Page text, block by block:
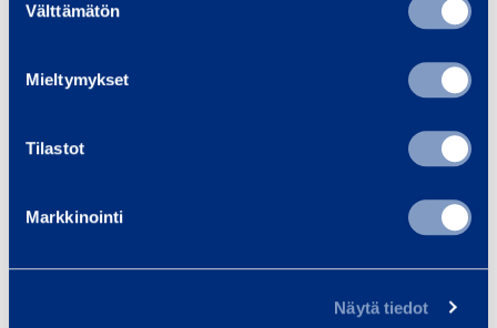
valinta
Välttämätön
Mieltymykset
Tilastot
Markkinointi
Näytä tiedot
t.ex. våra riktlinjer för fakturering. Även
Logotyper, bilder och annat material som